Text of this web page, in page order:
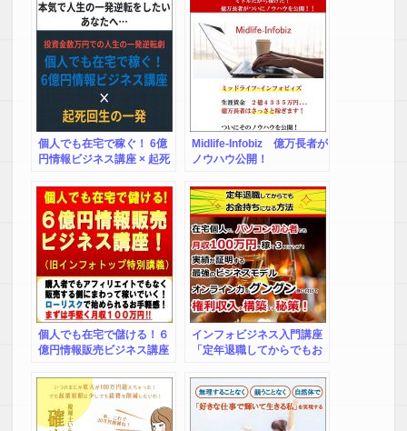
個人でも在宅で稼ぐ！ 6億
円情報ビジネス講座 × 起死
Midlife-Infobiz 億万長者が
ノウハウ公開！
個人でも在宅で儲ける！６
億円情報販売ビジネス講座
義）
インフォビジネス入門講座
「定年退職してからでもお